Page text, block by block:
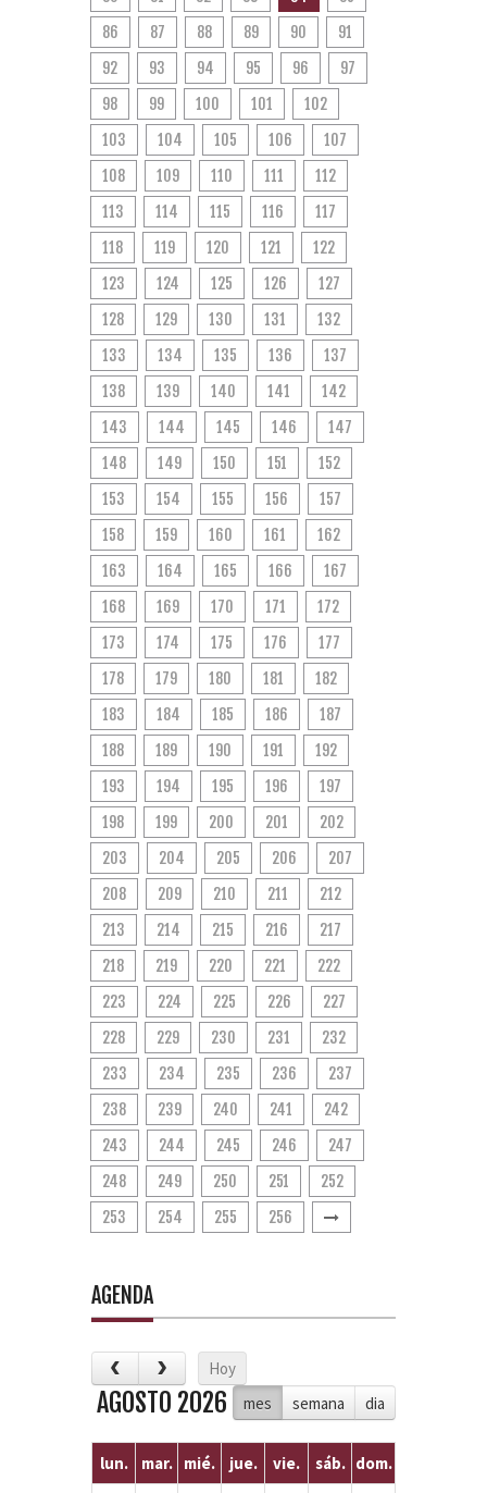
86
87 88 89 90
91
92
93 94 95 96
97
98
99 100 101
102
103
104 105 106
107
108
109 110 111
112
113
114 115 116
117
118
119 120 121
122
123
124 125 126
127
128
129 130 131
132
133
134 135 136
137
138
139 140 141
142
143
144 145 146
147
148
149 150 151
152
153
154 155 156
157
158
159 160 161
162
163
164 165 166
167
168
169 170 171
172
173
174 175 176
177
178
179 180 181
182
183
184 185 186
187
188
189 190 191
192
193
194 195 196
197
198
199 200 201
202
203
204 205 206
207
208
209 210 211
212
213
214 215 216
217
218
219 220 221
222
223
224 225 226
227
228
229 230 231
232
233
234 235 236
237
238
239 240 241
242
243
244 245 246
247
248
249 250 251
252
253
254 255 256
AGENDA
Hoy
mes
semana dia
AGOSTO 2026
lun. mar. mié. jue. vie. sáb. dom.